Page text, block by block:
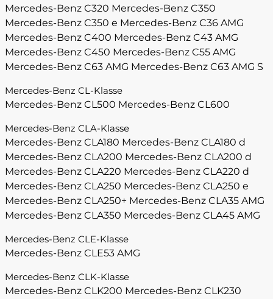
Mercedes-Benz C320 Mercedes-Benz C350
Mercedes-Benz C350 e Mercedes-Benz C36 AMG
Mercedes-Benz C400 Mercedes-Benz C43 AMG
Mercedes-Benz C450 Mercedes-Benz C55 AMG
Mercedes-Benz C63 AMG Mercedes-Benz C63 AMG S
Mercedes-Benz CL-Klasse
Mercedes-Benz CL500 Mercedes-Benz CL600
Mercedes-Benz CLA-Klasse
Mercedes-Benz CLA180 Mercedes-Benz CLA180 d
Mercedes-Benz CLA200 Mercedes-Benz CLA200 d
Mercedes-Benz CLA220 Mercedes-Benz CLA220 d
Mercedes-Benz CLA250 Mercedes-Benz CLA250 e
Mercedes-Benz CLA250+ Mercedes-Benz CLA35 AMG
Mercedes-Benz CLA350 Mercedes-Benz CLA45 AMG
Mercedes-Benz CLE-Klasse
Mercedes-Benz CLE53 AMG
Mercedes-Benz CLK-Klasse
Mercedes-Benz CLK200 Mercedes-Benz CLK230